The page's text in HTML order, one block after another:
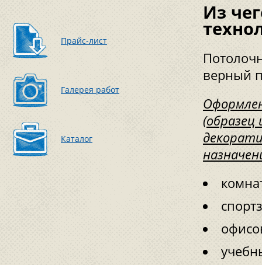
Прайс-лист
Галерея работ
Каталог
Из
верный